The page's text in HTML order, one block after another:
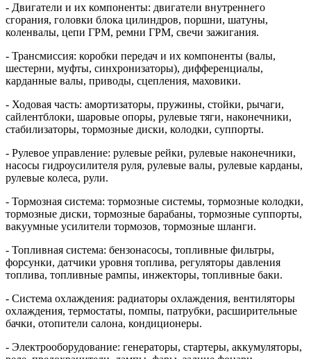
- Двигатели и их компоненты: двигатели внутреннего
сгорания, головки блока цилиндров, поршни, шатуны,
коленвалы, цепи ГРМ, ремни ГРМ, свечи зажигания.
- Трансмиссия: коробки передач и их компоненты (валы,
шестерни, муфты, синхронизаторы), дифференциалы,
карданные валы, приводы, сцепления, маховики.
- Ходовая часть: амортизаторы, пружины, стойки, рычаги,
сайлентблоки, шаровые опоры, рулевые тяги, наконечники,
стабилизаторы, тормозные диски, колодки, суппорты.
- Рулевое управление: рулевые рейки, рулевые наконечники,
насосы гидроусилителя руля, рулевые валы, рулевые карданы,
рулевые колеса, рули.
- Тормозная система: тормозные системы, тормозные колодки,
тормозные диски, тормозные барабаны, тормозные суппорты,
вакуумные усилители тормозов, тормозные шланги.
- Топливная система: бензонасосы, топливные фильтры,
форсунки, датчики уровня топлива, регуляторы давления
топлива, топливные рампы, инжекторы, топливные баки.
- Система охлаждения: радиаторы охлаждения, вентиляторы
охлаждения, термостаты, помпы, патрубки, расширительные
бачки, отопители салона, кондиционеры.
- Электрооборудование: генераторы, стартеры, аккумуляторы,